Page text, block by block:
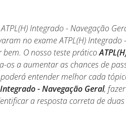
Integrado - Navegação
no exame ATPL(H) Integrado
bem. O nosso teste prático
a aumentar as chances de
entender melhor cada
- Navegação Geral,
a resposta correta de